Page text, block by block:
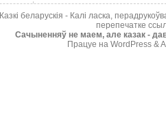
Казкі беларускія - Калі ласка,
перепечатке
Cачыненняў не маем, але казак -
Працуе на WordPress &